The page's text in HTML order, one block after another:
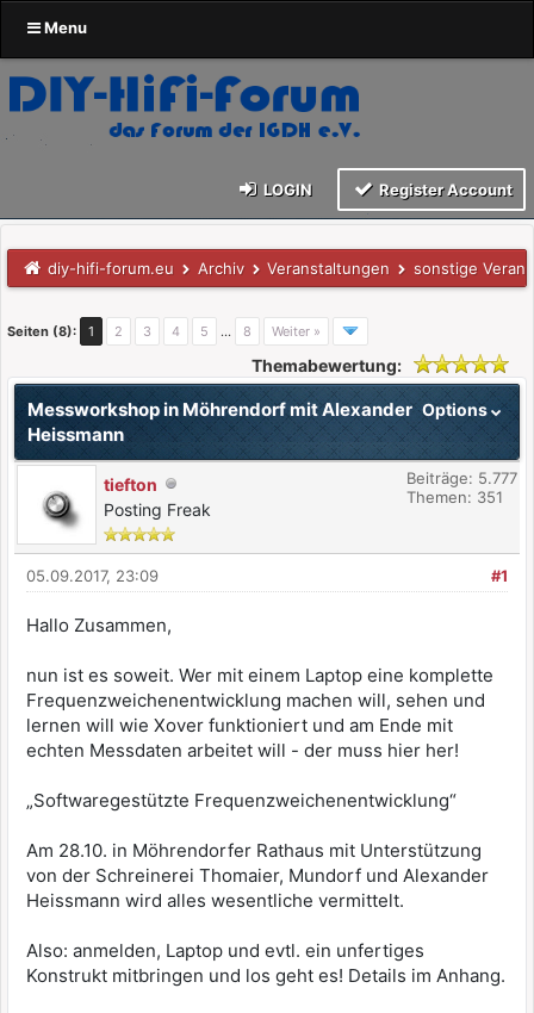
Menu
LOGIN Register Account
diy-hifi-forum.eu Archiv Veranstaltungen sonstige
Seiten (8): 1 2 3 4 5 … 8 Weiter »
Themabewertung:
Options
Messworkshop in Möhrendorf mit Alexander
Heissmann
tiefton
Posting Freak
Beiträge: 5.777
Themen: 351
#1
05.09.2017, 23:09
Hallo Zusammen,
nun ist es soweit. Wer mit einem Laptop eine komplette
Frequenzweichenentwicklung machen will, sehen und
lernen will wie Xover funktioniert und am Ende mit
echten Messdaten arbeitet will - der muss hier her!
„Softwaregestützte Frequenzweichenentwicklung“
Am 28.10. in Möhrendorfer Rathaus mit Unterstützung
von der Schreinerei Thomaier, Mundorf und Alexander
Heissmann wird alles wesentliche vermittelt.
Also: anmelden, Laptop und evtl. ein unfertiges
Konstrukt mitbringen und los geht es! Details im Anhang.